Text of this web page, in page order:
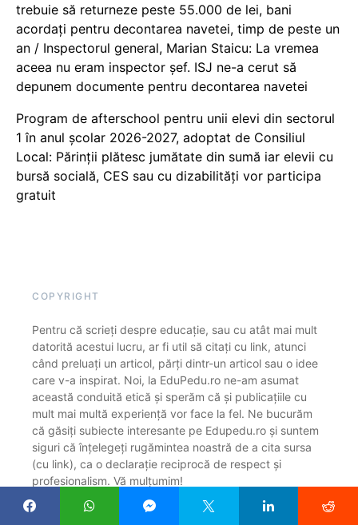
trebuie să returneze peste 55.000 de lei, bani
acordați pentru decontarea navetei, timp de peste un
an / Inspectorul general, Marian Staicu: La vremea
aceea nu eram inspector șef. ISJ ne-a cerut să
depunem documente pentru decontarea navetei
Program de afterschool pentru unii elevi din sectorul
1 în anul școlar 2026-2027, adoptat de Consiliul
Local: Părinții plătesc jumătate din sumă iar elevii cu
bursă socială, CES sau cu dizabilităţi vor participa
gratuit
COPYRIGHT
Pentru că scrieți despre educație, sau cu atât mai mult
datorită acestui lucru, ar fi util să citați cu link, atunci
când preluați un articol, părți dintr-un articol sau o idee
care v-a inspirat. Noi, la EduPedu.ro ne-am asumat
această conduită etică și sperăm că și publicațiile cu
mult mai multă experiență vor face la fel. Ne bucurăm
că găsiți subiecte interesante pe Edupedu.ro și suntem
siguri că înțelegeți rugămintea noastră de a cita sursa
(cu link), ca o declarație reciprocă de respect și
profesionalism. Vă mulțumim!
DESPRE NOI